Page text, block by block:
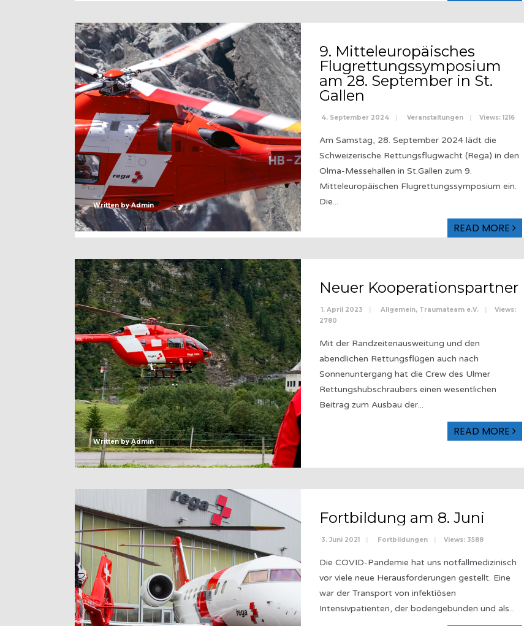
Written byAdmin
9. Mitteleuropäisches
Flugrettungssymposium
am 28. September in St.
Gallen
4. September 2024 | Veranstaltungen | Views: 1216
Am Samstag, 28. September 2024 lädt die
Schweizerische Rettungsflugwacht (Rega) in den
Olma-Messehallen in St.Gallen zum 9.
Mitteleuropäischen Flugrettungssymposium ein.
Die...
READ MORE
Written byAdmin
Neuer Kooperationspartner
1. April 2023 | Allgemein, Traumateam e.V. |
Views:
2780
Mit der Randzeitenausweitung und den
abendlichen Rettungsflügen auch nach
Sonnenuntergang hat die Crew des Ulmer
Rettungshubschraubers einen wesentlichen
Beitrag zum Ausbau der...
READ MORE
Fortbildung am 8. Juni
3. Juni 2021 | Fortbildungen | Views: 3588
Die COVID-Pandemie hat uns notfallmedizinisch
vor viele neue Herausforderungen gestellt. Eine
war der Transport von infektiösen
Intensivpatienten, der bodengebunden und als...